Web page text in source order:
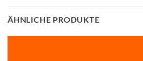
ÄHNLICHE PRODUKTE